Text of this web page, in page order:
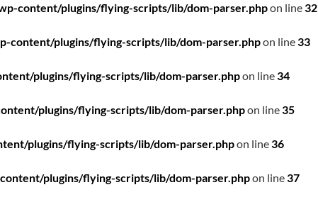
content/plugins/flying-scripts/lib/dom-parser.phpon line32
content/plugins/flying-scripts/lib/dom-parser.phpon line33
plugins/flying-scripts/lib/dom-parser.phpon line34
plugins/flying-scripts/lib/dom-parser.phpon line35
plugins/flying-scripts/lib/dom-parser.phpon line36
plugins/flying-scripts/lib/dom-parser.phpon line37